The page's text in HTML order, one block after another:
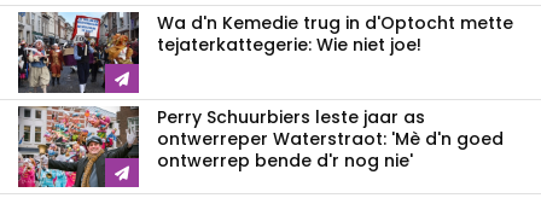
Wa d'n Kemedie trug in d'Optocht mette
tejaterkattegerie: Wie niet joe!
Perry Schuurbiers leste jaar as
ontwerreper Waterstraot: 'Mè d'n goed
ontwerrep bende d'r nog nie'